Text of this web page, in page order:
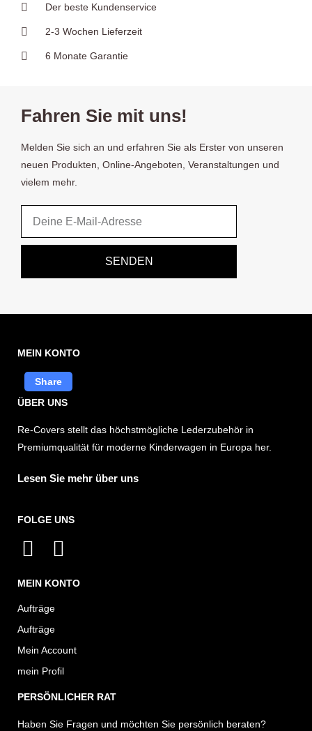
Der beste Kundenservice
2-3 Wochen Lieferzeit
6 Monate Garantie
Fahren Sie mit uns!
Melden Sie sich an und erfahren Sie als Erster von unseren
neuen Produkten, Online-Angeboten, Veranstaltungen und
vielem mehr.
SENDEN
MEIN KONTO
Share
ÜBER UNS
Re-Covers stellt das höchstmögliche Lederzubehör in
Premiumqualität für moderne Kinderwagen in Europa her.
Lesen Sie mehr über uns
FOLGE UNS
I
s
t
a
g
r
a
m
F
c
o
o
k
MEIN KONTO
Aufträge
Aufträge
Mein Account
mein Profil
PERSÖNLICHER RAT
Haben Sie Fragen und möchten Sie persönlich beraten?